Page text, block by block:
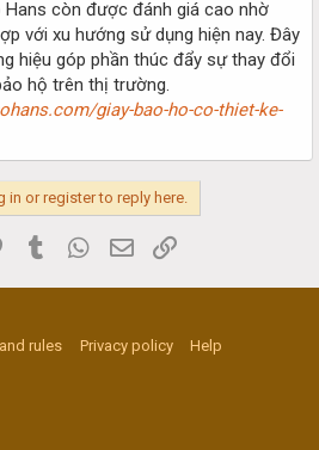
Hans còn được đánh giá cao nhờ
với xu hướng sử dụng hiện nay. Đây
hiệu góp phần thúc đẩy sự thay đổi
hộ trên thị trường.
giay-bao-ho-co-thiet-ke-
in or register to reply here.
PinterestTumblr WhatsApp
Email
rules Privacy policy
Help